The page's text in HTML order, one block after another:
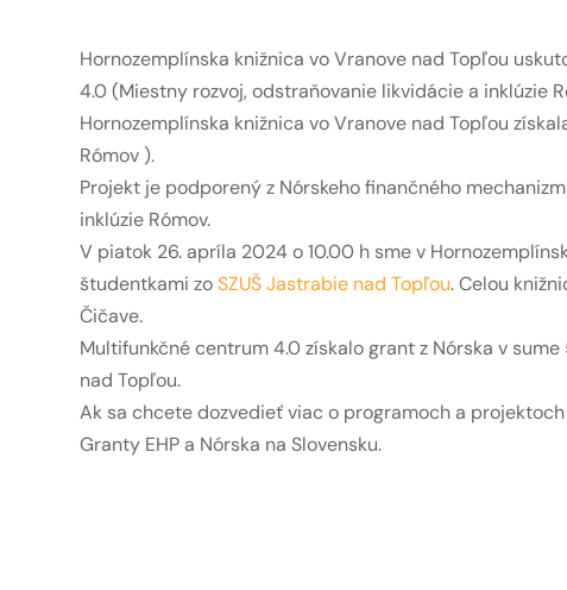
Hornozemplínska knižnica vo Vranove nad Topľou
4.0 (Miestny rozvoj, odstraňovanie likvidácie a inklúzie
Hornozemplínska knižnica vo Vranove nad Topľou
Rómov ).
Projekt je podporený z Nórskeho finančného
inklúzie Rómov.
V piatok 26. apríla 2024 o 10.00 h sme v
študentkami zoSZUŠ Jastrabie nad Topľou. Celou
Čičave.
Multifunkčné centrum 4.0 získalo grant z Nórska v
nad Topľou.
Ak sa chcete dozvedieť viac o programoch a
Granty EHP a Nórska na Slovensku.